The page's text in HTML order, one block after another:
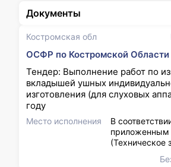
Костромская обл
ОСФР по Костромской Области
Тендер: Выполнение работ по
вкладышей ушных
изготовления (для слуховых
году
Место исполнения
В
приложенным
(Техническое
Документы